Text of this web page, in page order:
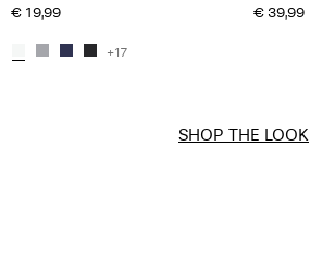
€ 19,99
+17
€ 39,99
SHOP THE LOOK